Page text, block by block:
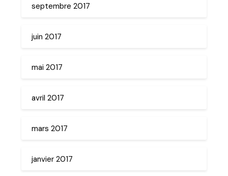
septembre 2017
juin 2017
mai 2017
avril 2017
mars 2017
janvier 2017